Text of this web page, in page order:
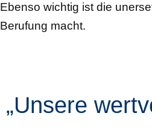
Ebenso wichtig ist die
Berufung macht.
„Unsere